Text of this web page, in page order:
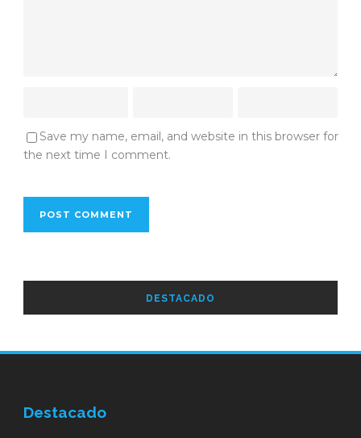
Save my name, email, and website in this browser for
the next time I comment.
DESTACADO
Destacado